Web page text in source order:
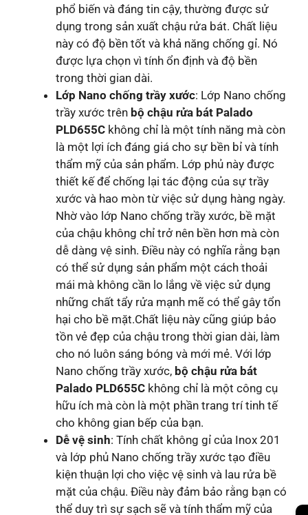
phổ biến và đáng tin cậy, thường được sử
dụng trong sản xuất chậu rửa bát. Chất liệu
này có độ bền tốt và khả năng chống gỉ. Nó
được lựa chọn vì tính ổn định và độ bền
trong thời gian dài.
Lớp Nano chống trầy xước: Lớp Nano chống
trầy xước trên bộ chậu rửa bát Palado
PLD655C không chỉ là một tính năng mà còn
là một lợi ích đáng giá cho sự bền bỉ và tính
thẩm mỹ của sản phẩm. Lớp phủ này được
thiết kế để chống lại tác động của sự trầy
xước và hao mòn từ việc sử dụng hàng ngày.
Nhờ vào lớp Nano chống trầy xước, bề mặt
của chậu không chỉ trở nên bền hơn mà còn
dễ dàng vệ sinh. Điều này có nghĩa rằng bạn
có thể sử dụng sản phẩm một cách thoải
mái mà không cần lo lắng về việc sử dụng
những chất tẩy rửa mạnh mẽ có thể gây tổn
hại cho bề mặt.Chất liệu này cũng giúp bảo
tồn vẻ đẹp của chậu trong thời gian dài, làm
cho nó luôn sáng bóng và mới mẻ. Với lớp
Nano chống trầy xước, bộ chậu rửa bát
Palado PLD655C không chỉ là một công cụ
hữu ích mà còn là một phần trang trí tinh tế
cho không gian bếp của bạn.
Dễ vệ sinh: Tính chất không gỉ của Inox 201
và lớp phủ Nano chống trầy xước tạo điều
kiện thuận lợi cho việc vệ sinh và lau rửa bề
mặt của chậu. Điều này đảm bảo rằng bạn có
thể duy trì sự sạch sẽ và tính thẩm mỹ của